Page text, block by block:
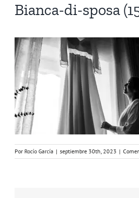
Bianca-di-sposa
Por Rocío García | septiembre 30th, 2023 |